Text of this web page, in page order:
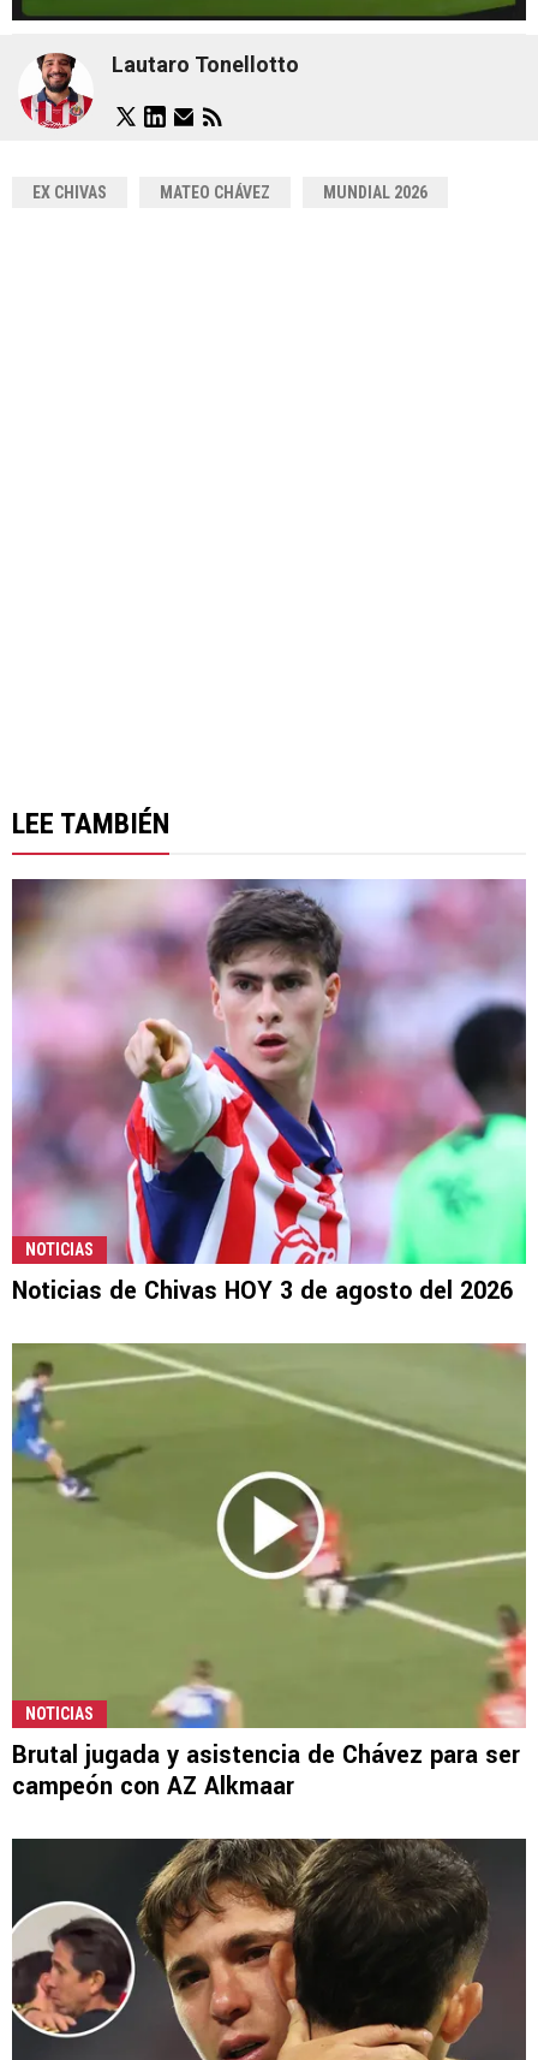
Lautaro Tonellotto
EX CHIVAS MATEO CHÁVEZ MUNDIAL 2026
LEE TAMBIÉN
NOTICIAS
Noticias de Chivas HOY 3 de agosto del 2026
NOTICIAS
Brutal jugada y asistencia de Chávez para ser
campeón con AZ Alkmaar